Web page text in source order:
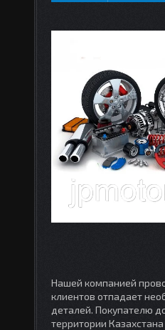
Нашей компанией
клиентов отпадает
деталей. Покупателю
территории